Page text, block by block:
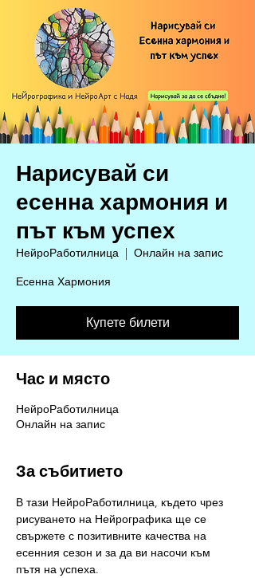
Нарисувай си
есенна хармония и
път към успех
НейроРаботилница
  |
Онлайн на запис
Есенна Хармония
Купете билети
Час и място
НейроРаботилница
Онлайн на запис
За събитието
В тази НейроРаботилница, където чрез
рисуването на Нейрографика ще се
свържете с позитивните качества на
есенния сезон и за да ви насочи към
пътя на успеха.